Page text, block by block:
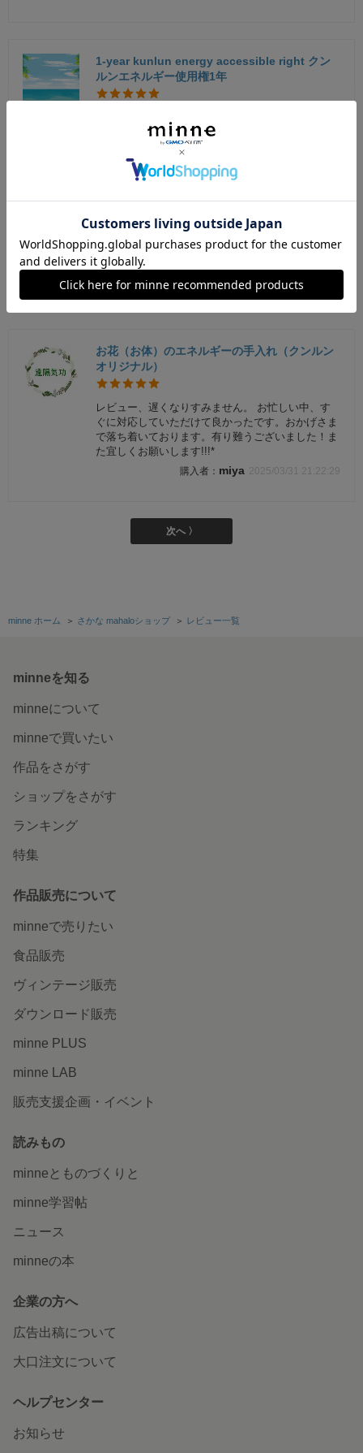
1-year kunlun energy accessible right クン
ルンエネルギー使用権1年
有難うございました！ 大切に使わせていただきま
す^⁠_⁠^
そうまま 2025/04/05 10:54:18
お花（お体）のエネルギーの手入れ（クンルン
オリジナル）
レビュー、遅くなりすみません。 お忙しい中、す
ぐに対応していただけて良かったです。おかげさま
で落ち着いております。有り難うございました！ま
た宜しくお願いします!!!*
miya 2025/03/31 21:22:29
次へ 〉
minne ホーム ＞ さかな mahaloショップ ＞ レビュー一覧
minneを知る
minneについて
minneで買いたい
作品をさがす
ショップをさがす
ランキング
特集
作品販売について
minneで売りたい
食品販売
ヴィンテージ販売
ダウンロード販売
minne PLUS
minne LAB
販売支援企画・イベント
読みもの
minneとものづくりと
minne学習帖
ニュース
minneの本
企業の方へ
広告出稿について
大口注文について
ヘルプセンター
お知らせ